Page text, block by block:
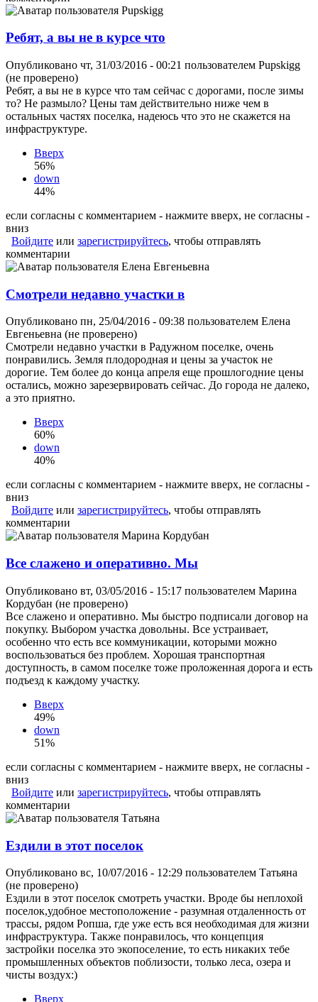
Ребят, а вы не в курсе что
Опубликовано чт, 31/03/2016 - 00:21 пользователем Pupskigg
(не проверено)
Ребят, а вы не в курсе что там сейчас с дорогами, после зимы
то? Не размыло? Цены там действительно ниже чем в
остальных частях поселка, надеюсь что это не скажется на
инфраструктуре.
Вверх
56%
down
44%
если согласны с комментарием - нажмите вверх, не согласны -
вниз
Войдите или зарегистрируйтесь, чтобы отправлять
комментарии
Смотрели недавно участки в
Опубликовано пн, 25/04/2016 - 09:38 пользователем Елена
Евгеньевна (не проверено)
Смотрели недавно участки в Радужном поселке, очень
понравились. Земля плодородная и цены за участок не
дорогие. Тем более до конца апреля еще прошлогодние цены
остались, можно зарезервировать сейчас. До города не далеко,
а это приятно.
Вверх
60%
down
40%
если согласны с комментарием - нажмите вверх, не согласны -
вниз
Войдите или зарегистрируйтесь, чтобы отправлять
комментарии
Все слажено и оперативно. Мы
Опубликовано вт, 03/05/2016 - 15:17 пользователем Марина
Кордубан (не проверено)
Все слажено и оперативно. Мы быстро подписали договор на
покупку. Выбором участка довольны. Все устраивает,
особенно что есть все коммуникации, которыми можно
воспользоваться без проблем. Хорошая транспортная
доступность, в самом поселке тоже проложенная дорога и есть
подъезд к каждому участку.
Вверх
49%
down
51%
если согласны с комментарием - нажмите вверх, не согласны -
вниз
Войдите или зарегистрируйтесь, чтобы отправлять
комментарии
Ездили в этот поселок
Опубликовано вс, 10/07/2016 - 12:29 пользователем Татьяна
(не проверено)
Ездили в этот поселок смотреть участки. Вроде бы неплохой
поселок,удобное местоположение - разумная отдаленность от
трассы, рядом Ропша, где уже есть вся необходимая для жизни
инфраструктура. Также понравилось, что концепция
застройки поселка это экопоселение, то есть никаких тебе
промышленных объектов поблизости, только леса, озера и
чисты воздух:)
Вверх